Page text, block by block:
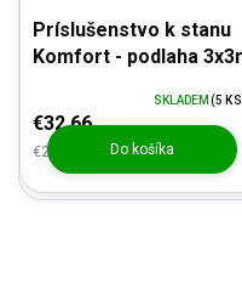
Príslušenstvo k stanu
Komfort - podlaha
€26,99 bez DPH
€32,66
SKLADEM (5
Do košíka